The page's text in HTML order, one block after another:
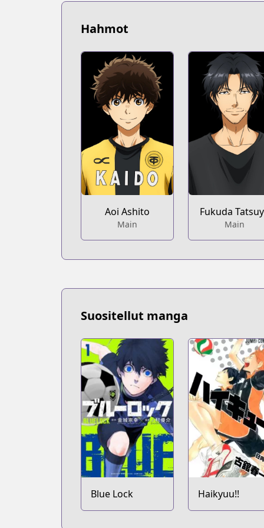
https://www.mangaupdates.com/
Book☆Walker
Official Site
Official Site
https://bigcomics.jp/episodes/
Official Site
Official Site
https://bigcomicbros.net/work/6196/
Hahmot
Aoi Ashito
Main
Fukuda
Main
Suositellut manga
Blue Lock Haikyuu!!